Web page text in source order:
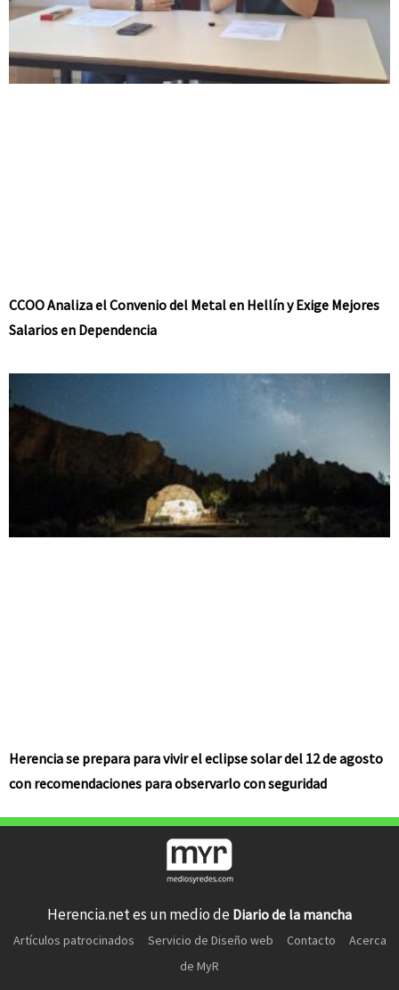
CCOO Analiza el Convenio del Metal en Hellín y Exige Mejores
Salarios en Dependencia
Herencia se prepara para vivir el eclipse solar del 12 de agosto
con recomendaciones para observarlo con seguridad
Herencia.net es un medio de Diario de la mancha
Artículos patrocinados Servicio de Diseño web Contacto
Acerca
de MyR